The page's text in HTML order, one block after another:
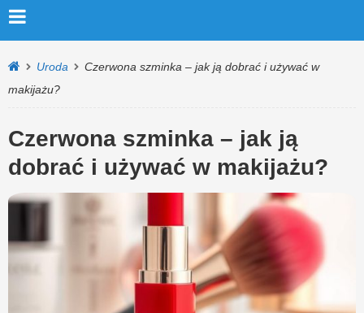
Uroda
Czerwona szminka – jak ją dobrać i używać w
makijażu?
Czerwona szminka – jak ją
dobrać i używać w makijażu?